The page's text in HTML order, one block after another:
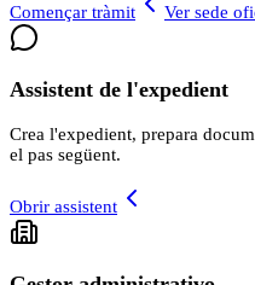
Començar tràmit Ver sede
Assistent de l'expedient
Crea l'expedient, prepara
el pas següent.
Obrir assistent